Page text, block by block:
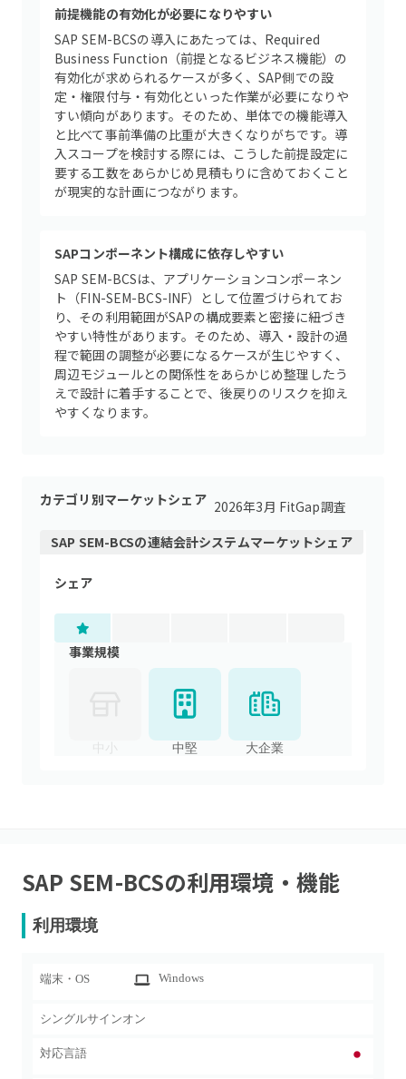
前提機能の有効化が必要になりやすい
SAP SEM-BCSの導入にあたっては、Required
Business Function（前提となるビジネス機能）の
有効化が求められるケースが多く、SAP側での設
定・権限付与・有効化といった作業が必要になりや
すい傾向があります。そのため、単体での機能導入
と比べて事前準備の比重が大きくなりがちです。導
入スコープを検討する際には、こうした前提設定に
要する工数をあらかじめ見積もりに含めておくこと
が現実的な計画につながります。
SAPコンポーネント構成に依存しやすい
SAP SEM-BCSは、アプリケーションコンポーネン
ト（FIN-SEM-BCS-INF）として位置づけられてお
り、その利用範囲がSAPの構成要素と密接に紐づき
やすい特性があります。そのため、導入・設計の過
程で範囲の調整が必要になるケースが生じやすく、
周辺モジュールとの関係性をあらかじめ整理したう
えで設計に着手することで、後戻りのリスクを抑え
やすくなります。
カテゴリ別マーケットシェア 2026年3月 FitGap調査
SAP SEM-BCSの連結会計システムマーケットシェア
シェア
事業規模
中堅 大企業
SAP SEM-BCSの利用環境・機能
利用環境
端末・OS Windows
シングルサインオン
対応言語